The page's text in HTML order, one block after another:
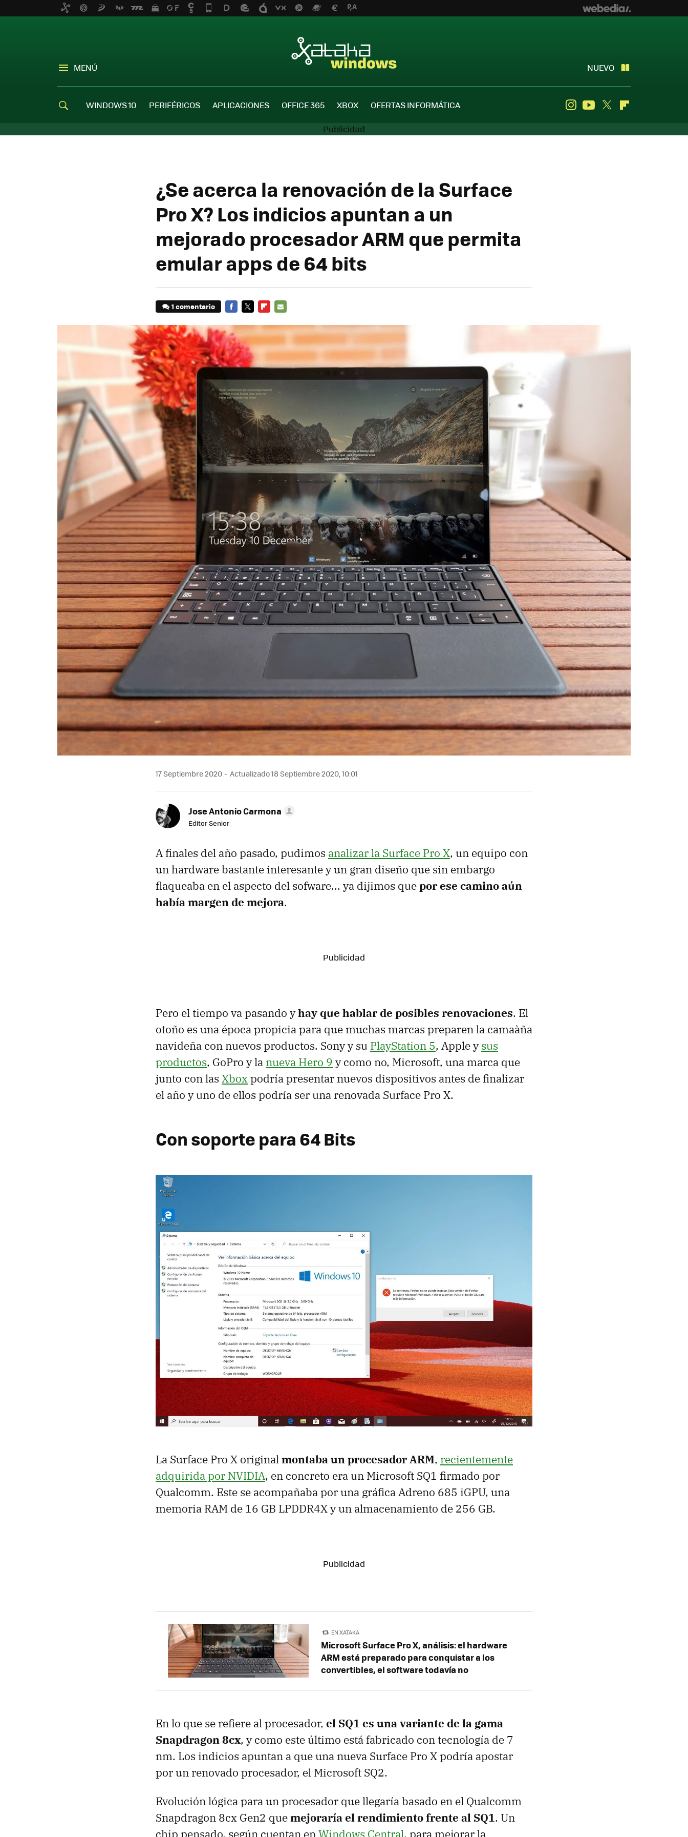
MENÚ NUEVO
WINDOWS 10 PERIFÉRICOS APLICACIONES OFFICE 365 XBOX OFERTAS INFORMÁTICA InstagramYoutube
Twitter
¿Se acerca la renovación de la Surface
Pro X? Los indicios apuntan a un
mejorado procesador ARM que permita
emular apps de 64 bits
1 comentario
MAIL
17 Septiembre 2020 Actualizado 18 Septiembre 2020, 10:01
Jose Antonio Carmona
Editor Senior
A finales del año pasado, pudimos analizar la Surface Pro X, un equipo con
un hardware bastante interesante y un gran diseño que sin embargo
flaqueaba en el aspecto del sofware... ya dijimos quepor ese camino aún
había margen de mejora.
Pero el tiempo va pasando yhay que hablar de posibles renovaciones. El
otoño es una época propicia para que muchas marcas preparen la camaàña
navideña con nuevos productos. Sony y su PlayStation 5, Apple ysus
productos, GoPro y la nueva Hero 9 y como no, Microsoft, una marca que
junto con las Xboxpodría presentar nuevos dispositivos antes de finalizar
el año y uno de ellos podría ser una renovada Surface Pro X.
Con soporte para 64 Bits
La Surface Pro X originalmontaba un procesador ARM, recientemente
adquirida por NVIDIA, en concreto era un Microsoft SQ1 firmado por
Qualcomm. Este se acompañaba por una gráfica Adreno 685 iGPU, una
memoria RAM de 16 GB LPDDR4X y un almacenamiento de 256 GB.
EN XATAKA
Microsoft Surface Pro X, análisis: el hardware
ARM está preparado para conquistar a los
convertibles, el software todavía no
En lo que se refiere al procesador, el SQ1 es una variante de la gama
Snapdragon 8cx, y como este último está fabricado con tecnología de 7
nm. Los indicios apuntan a que una nueva Surface Pro X podría apostar
por un renovado procesador, el Microsoft SQ2.
Evolución lógica para un procesador que llegaría basado en el Qualcomm
Snapdragon 8cx Gen2 quemejoraría el rendimiento frente al SQ1. Un
chip pensado, según cuentan en Windows Central, para mejorar la